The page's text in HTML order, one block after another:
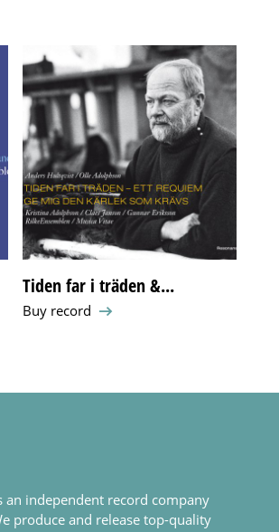
Tiden far i träden &...
Buy record
an independent record company
produce and release top-quality